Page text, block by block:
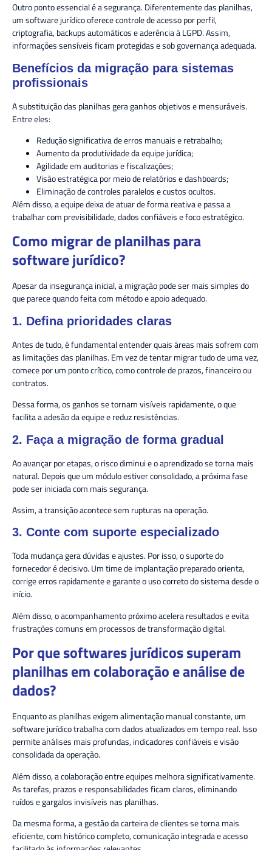
Outro ponto essencial é a segurança. Diferentemente das planilhas,
um software jurídico oferece controle de acesso por perfil,
criptografia, backups automáticos e aderência à LGPD. Assim,
informações sensíveis ficam protegidas e sob governança adequada.
Benefícios da migração para sistemas
profissionais
A substituição das planilhas gera ganhos objetivos e mensuráveis.
Entre eles:
Redução significativa de erros manuais e retrabalho;
Aumento da produtividade da equipe jurídica;
Agilidade em auditorias e fiscalizações;
Visão estratégica por meio de relatórios e dashboards;
Eliminação de controles paralelos e custos ocultos.
Além disso, a equipe deixa de atuar de forma reativa e passa a
trabalhar com previsibilidade, dados confiáveis e foco estratégico.
Como migrar de planilhas para
software jurídico?
Apesar da insegurança inicial, a migração pode ser mais simples do
que parece quando feita com método e apoio adequado.
1. Defina prioridades claras
Antes de tudo, é fundamental entender quais áreas mais sofrem com
as limitações das planilhas. Em vez de tentar migrar tudo de uma vez,
comece por um ponto crítico, como controle de prazos, financeiro ou
contratos.
Dessa forma, os ganhos se tornam visíveis rapidamente, o que
facilita a adesão da equipe e reduz resistências.
2. Faça a migração de forma gradual
Ao avançar por etapas, o risco diminui e o aprendizado se torna mais
natural. Depois que um módulo estiver consolidado, a próxima fase
pode ser iniciada com mais segurança.
Assim, a transição acontece sem rupturas na operação.
3. Conte com suporte especializado
Toda mudança gera dúvidas e ajustes. Por isso, o suporte do
fornecedor é decisivo. Um time de implantação preparado orienta,
corrige erros rapidamente e garante o uso correto do sistema desde o
início.
Além disso, o acompanhamento próximo acelera resultados e evita
frustrações comuns em processos de transformação digital.
Por que softwares jurídicos superam
planilhas em colaboração e análise de
dados?
Enquanto as planilhas exigem alimentação manual constante, um
software jurídico trabalha com dados atualizados em tempo real. Isso
permite análises mais profundas, indicadores confiáveis e visão
consolidada da operação.
Além disso, a colaboração entre equipes melhora significativamente.
As tarefas, prazos e responsabilidades ficam claros, eliminando
ruídos e gargalos invisíveis nas planilhas.
Da mesma forma, a gestão da carteira de clientes se torna mais
eficiente, com histórico completo, comunicação integrada e acesso